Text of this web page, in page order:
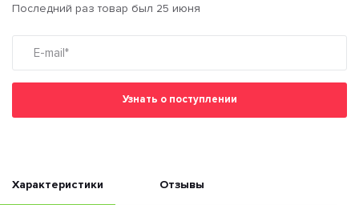
Последний раз товар был 25 июня
Узнать о поступлении
Характеристики Отзывы